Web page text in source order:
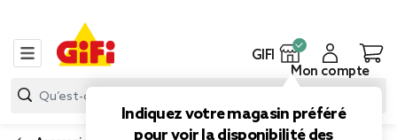
GIFI
Indiquez votre magasin préféré
pour voir la disponibilité des
Mon compte